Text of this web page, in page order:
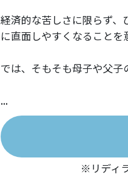
経済的な苦しさに限らず
に直面しやすくなることを
では、そもそも母子や父子
...
※リディ